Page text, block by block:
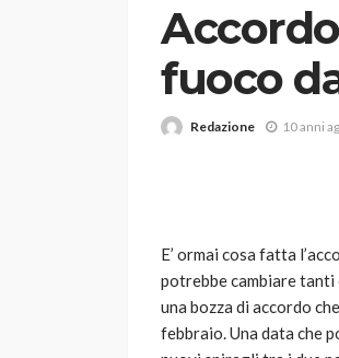
fuoco
Redazione 10 anni
E’ ormai cosa fatta
potrebbe cambiare
una bozza di accordo
febbraio. Una data che
VARIE